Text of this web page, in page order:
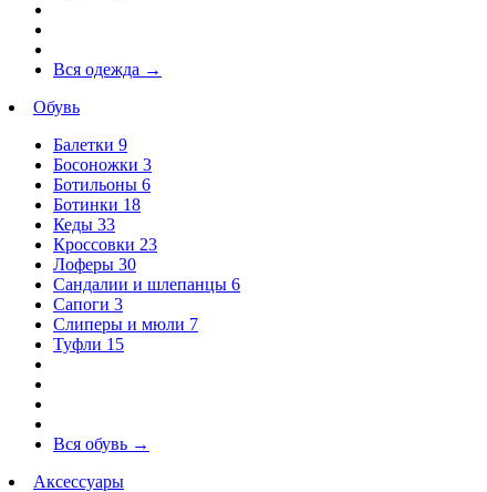
Вся одежда →
Обувь
Балетки 9
Босоножки 3
Ботильоны 6
Ботинки 18
Кеды 33
Кроссовки 23
Лоферы 30
Сандалии и шлепанцы 6
Сапоги 3
Слиперы и мюли 7
Туфли 15
Вся обувь →
Аксессуары